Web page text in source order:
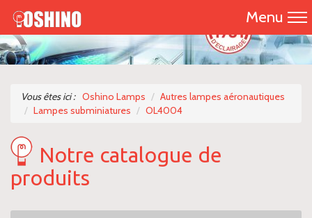
Menu
Accueil
Nos produits
Vous êtes ici : Oshino Lamps
Autres lampes aéronautiques
Lampes subminiatures
OL4004
Notre catalogue de
produits